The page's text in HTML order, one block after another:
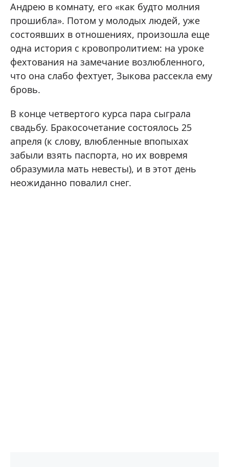
Андрею в комнату, его «как будто молния
прошибла». Потом у молодых людей, уже
состоявших в отношениях, произошла еще
одна история с кровопролитием: на уроке
фехтования на замечание возлюбленного,
что она слабо фехтует, Зыкова рассекла ему
бровь.
В конце четвертого курса пара сыграла
свадьбу. Бракосочетание состоялось 25
апреля (к слову, влюбленные впопыхах
забыли взять паспорта, но их вовремя
образумила мать невесты), и в этот день
неожиданно повалил снег.